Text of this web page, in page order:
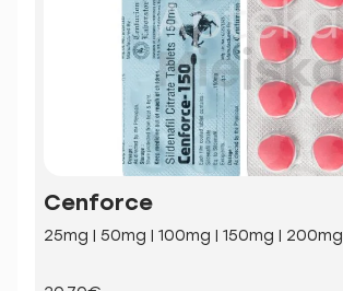
Cenforce
25mg | 50mg | 100mg | 150mg | 200mg